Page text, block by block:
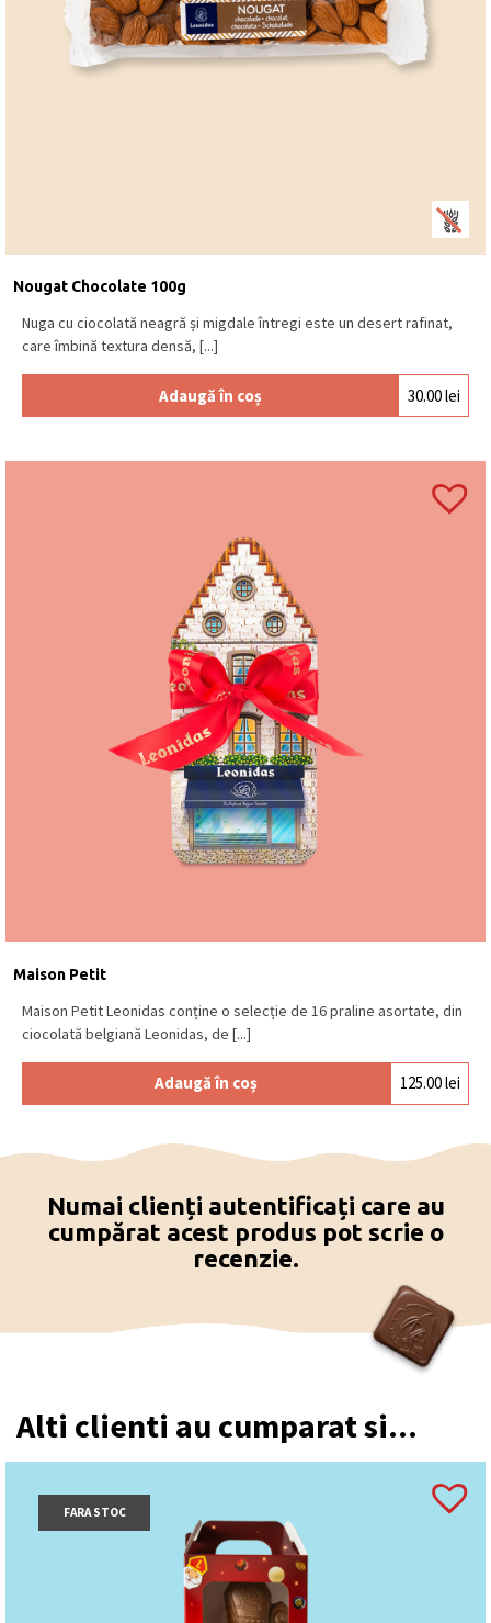
Nougat Chocolate 100g
Nuga cu ciocolată neagră și migdale întregi este un desert rafinat,
care îmbină textura densă, [...]
Adaugă în coș 30.00lei
Maison Petit
Maison Petit Leonidas conține o selecție de 16 praline asortate, din
ciocolată belgiană Leonidas, de [...]
Adaugă în coș 125.00lei
Numai clienți autentificați care au
cumpărat acest produs pot scrie o
recenzie.
Alti clienti au cumparat si...
FARA STOC